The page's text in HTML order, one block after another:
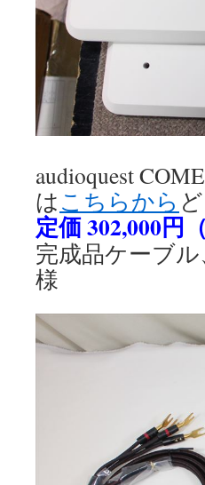
audioquest
はこちらから
定価 302,000円
完成品ケーブ
様